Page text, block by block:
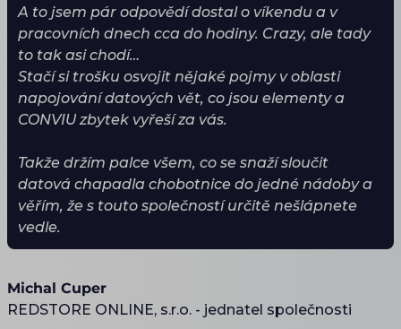
A to jsem pár odpovědí dostal o víkendu a v
pracovních dnech cca do hodiny. Crazy, ale tady
to tak asi chodí…
Stačí si trošku osvojit nějaké pojmy v oblasti
napojování datových vět, co jsou elementy a
CONVIU zbytek vyřeší za vás.
Takže držím palce všem, co se snaží sloučit
datová chapadla chobotnice do jedné nádoby a
věřím, že s touto společností určitě nešlápnete
vedle.
Michal Cuper
REDSTORE ONLINE, s.r.o. - jednatel společnosti